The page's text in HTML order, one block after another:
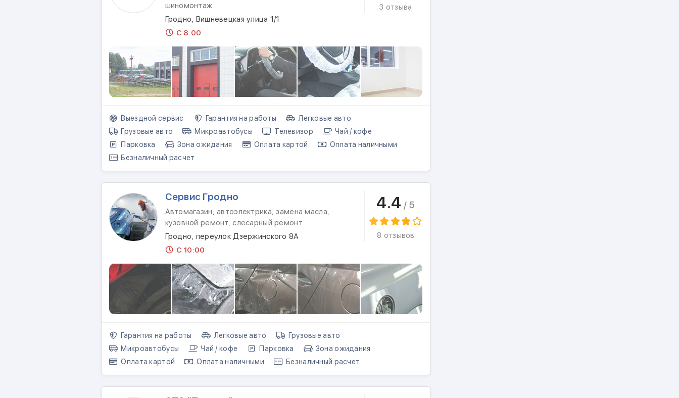
шиномонтаж
Гродно, Вишневецкая улица 1/1
С 8:00
3 отзыва
Выездной сервис Гарантия на работы
Легковые авто
Грузовые авто
Микроавтобусы Телевизор
Чай / кофе
Парковка
Зона ожидания Оплата картой
Оплата наличными
Безналичный расчет
Сервис Гродно
Автомагазин, автоэлектрика, замена масла,
кузовной ремонт, слесарный ремонт
Гродно, переулок Дзержинского 8А
С 10:00
4.4 / 5
8 отзывов
Гарантия на работы Легковые авто
Грузовые авто
Микроавтобусы
Чай / кофе Парковка
Зона ожидания
Оплата картой
Оплата наличными Безналичный расчет